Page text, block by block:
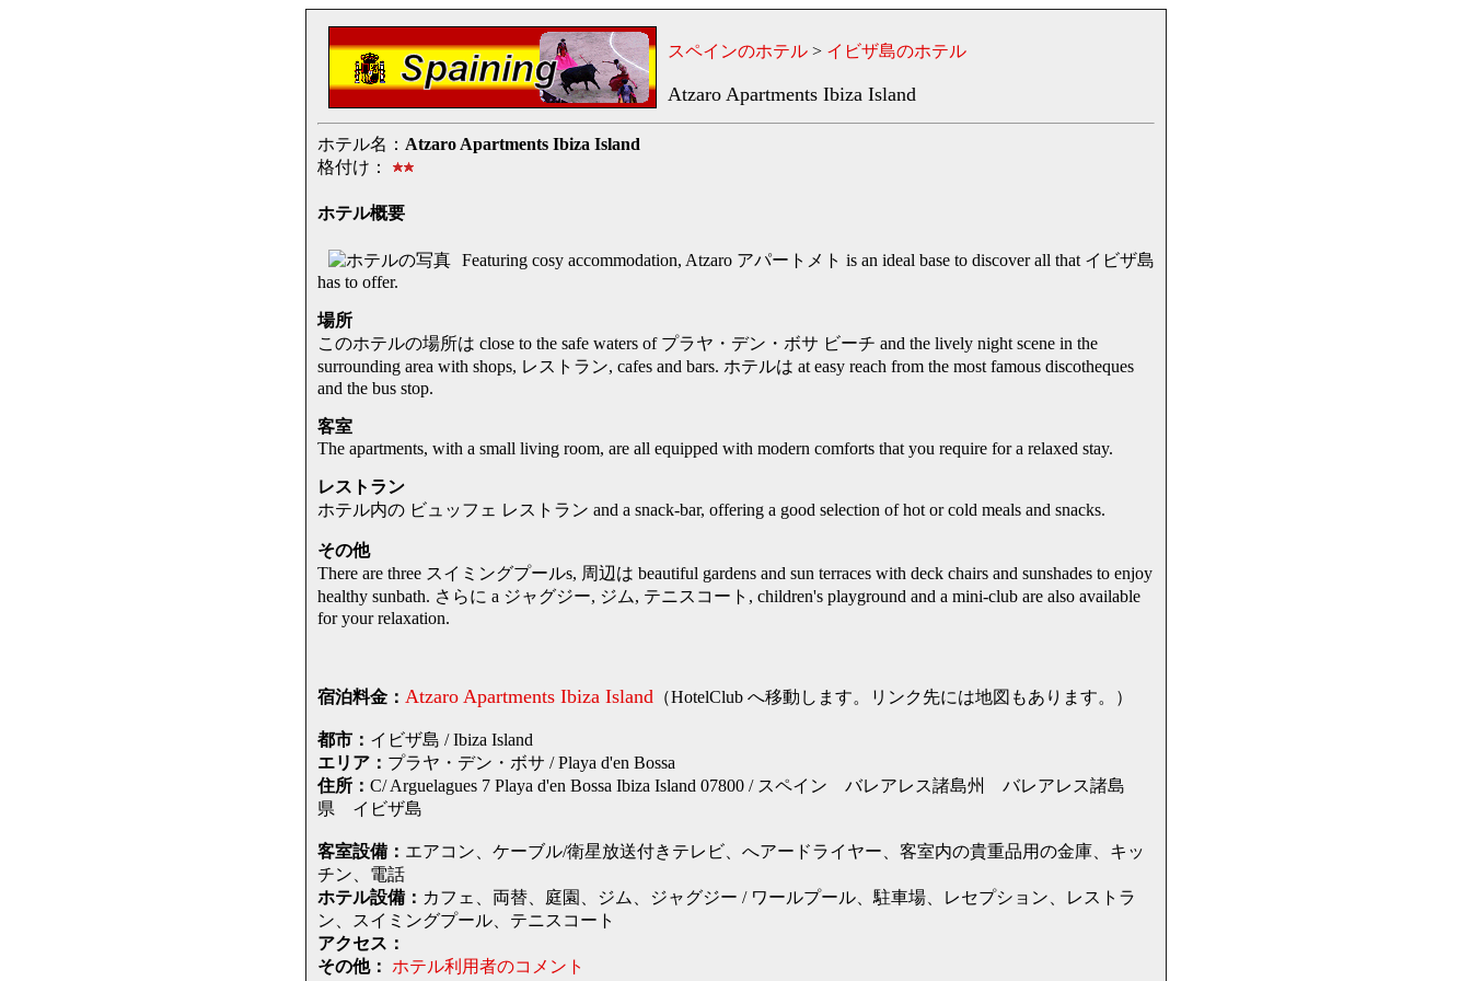
スペインのホテル> イビザ島のホテル
Atzaro Apartments Ibiza Island
ホテル名： Atzaro Apartments Ibiza Island
格付け：
ホテル概要
Featuring cosy accommodation, Atzaro アパートメト is an ideal base to discover all that イビザ島
has to offer.
場所
このホテルの場所は close to the safe waters of プラヤ・デン・ボサ ビーチ and the lively night scene in the
surrounding area with shops, レストラン, cafes and bars. ホテルは at easy reach from the most famous discotheques
and the bus stop.
客室
The apartments, with a small living room, are all equipped with modern comforts that you require for a relaxed stay.
レストラン
ホテル内の ビュッフェ レストラン and a snack-bar, offering a good selection of hot or cold meals and snacks.
その他
There are three スイミングプールs, 周辺は beautiful gardens and sun terraces with deck chairs and sunshades to enjoy
healthy sunbath. さらに a ジャグジー, ジム, テニスコート, children's playground and a mini-club are also available
for your relaxation.
宿泊料金： Atzaro Apartments Ibiza Island （HotelClub へ移動します。リンク先には地図もあります。）
都市： イビザ島 / Ibiza Island
エリア： プラヤ・デン・ボサ / Playa d'en Bossa
住所： C/ Arguelagues 7 Playa d'en Bossa Ibiza Island 07800 / スペイン バレアレス諸島州 バレアレス諸島
県 イビザ島
客室設備： エアコン、ケーブル/衛星放送付きテレビ、へアードライヤー、客室内の貴重品用の金庫、キッ
チン、電話
ホテル設備： カフェ、両替、庭園、ジム、ジャグジー / ワールプール、駐車場、レセプション、レストラ
ン、スイミングプール、テニスコート
アクセス：
その他：
ホテル利用者のコメント